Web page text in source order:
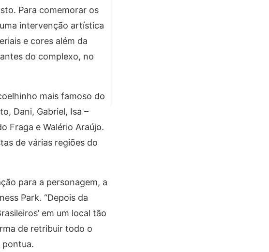
Para comemorar os
intervenção artística
e cores além da
do complexo, no
mais famoso do
Dani, Gabriel, Isa –
Fraga e Walério Araújo.
de várias regiões do
para a personagem, a
Park. “Depois da
em um local tão
de retribuir todo o
pontua.